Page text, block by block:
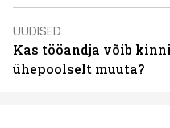
UUDISED
Kas tööandja võib
ühepoolselt muuta?